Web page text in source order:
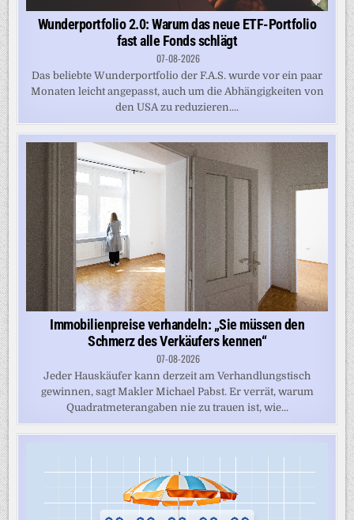
Wunderportfolio 2.0: Warum das neue ETF-Portfolio
fast alle Fonds schlägt
07-08-2026
Das beliebte Wunderportfolio der F.A.S. wurde vor ein paar
Monaten leicht angepasst, auch um die Abhängigkeiten von
den USA zu reduzieren....
Immobilienpreise verhandeln: „Sie müssen den
Schmerz des Verkäufers kennen“
07-08-2026
Jeder Hauskäufer kann derzeit am Verhandlungstisch
gewinnen, sagt Makler Michael Pabst. Er verrät, warum
Quadratmeterangaben nie zu trauen ist, wie...